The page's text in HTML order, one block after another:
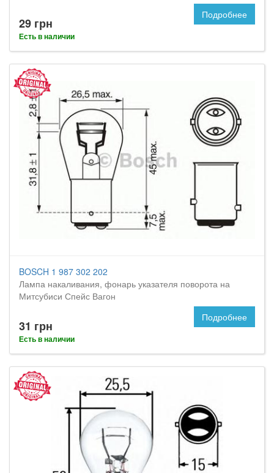
29 грн
Есть в наличии
Подробнее
BOSCH 1 987 302 202
Лампа накаливания, фонарь указателя поворота на
Митсубиси Спейс Вагон
31 грн
Есть в наличии
Подробнее